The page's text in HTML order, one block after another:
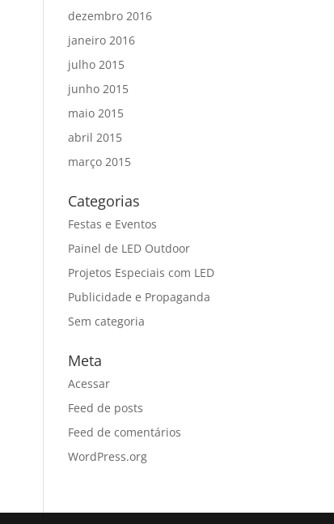
dezembro 2016
janeiro 2016
julho 2015
junho 2015
maio 2015
abril 2015
março 2015
Categorias
Festas e Eventos
Painel de LED Outdoor
Projetos Especiais com LED
Publicidade e Propaganda
Sem categoria
Meta
Acessar
Feed de posts
Feed de comentários
WordPress.org